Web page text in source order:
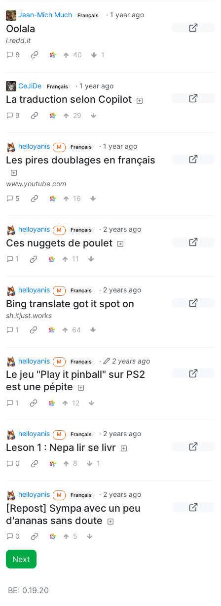
Jean-Mich Much Français · 1 year ago
Oolala
i.redd.it
8
40 1
CeJiDe Français · 1 year ago
La traduction selon Copilot
9 29
helloyanis M Français · 1 year ago
Les pires doublages en français
www.youtube.com
5
16
helloyanis M Français · 2 years ago
Ces nuggets de poulet
1 11
helloyanis M Français · 2 years ago
Bing translate got it spot on
sh.itjust.works
1
64
helloyanis M Français · 2 years ago
Le jeu "Play it pinball" sur PS2
est une pépite
1 12
helloyanis M Français · 2 years ago
Leson 1 : Nepa lir se livr
0 8 1
helloyanis M Français · 2 years ago
[Repost] Sympa avec un peu
d'ananas sans doute
0 5
Next
BE: 0.19.20